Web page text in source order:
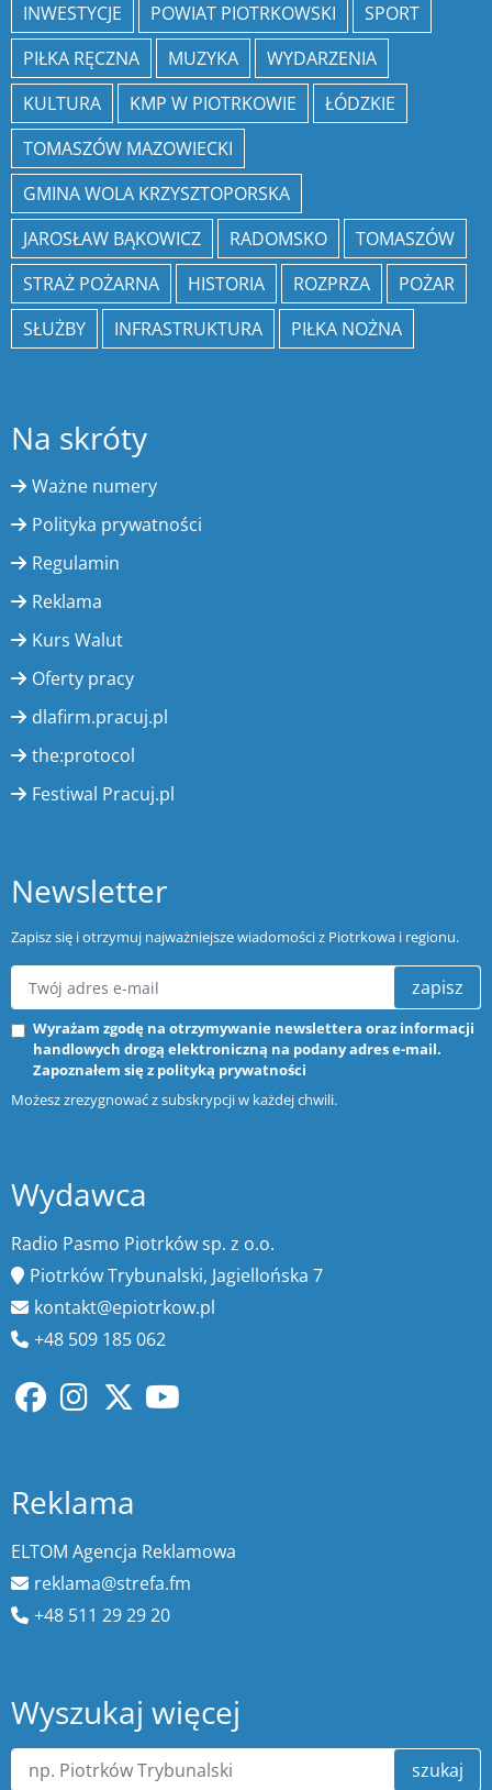
INWESTYCJE
POWIAT PIOTRKOWSKI
SPORT
PIŁKA RĘCZNA
MUZYKA
WYDARZENIA
KULTURA
KMP W PIOTRKOWIE
ŁÓDZKIE
TOMASZÓW MAZOWIECKI
GMINA WOLA KRZYSZTOPORSKA
JAROSŁAW BĄKOWICZ
RADOMSKO
TOMASZÓW
STRAŻ POŻARNA
HISTORIA ROZPRZA
POŻAR
SŁUŻBY
INFRASTRUKTURA PIŁKA NOŻNA
Na skróty
Ważne numery
Polityka prywatności
Regulamin
Reklama
Kurs Walut
Oferty pracy
dlafirm.pracuj.pl
the:protocol
Festiwal Pracuj.pl
Newsletter
Zapisz się i otrzymuj najważniejsze wiadomości z Piotrkowa i regionu.
zapisz
Wyrażam zgodę na otrzymywanie newslettera oraz informacji
handlowych drogą elektroniczną na podany adres e-mail.
Zapoznałem się z polityką prywatności
Możesz zrezygnować z subskrypcji w każdej chwili.
Wydawca
Radio Pasmo Piotrków sp. z o.o.
Piotrków Trybunalski, Jagiellońska 7
kontakt@epiotrkow.pl
+48 509 185 062
Reklama
ELTOM Agencja Reklamowa
reklama@strefa.fm
+48 511 29 29 20
Wyszukaj więcej
szukaj